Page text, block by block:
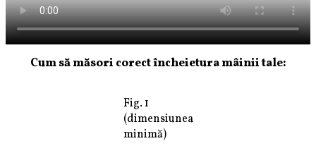
Cum să măsori corect încheietura mâinii tale:
Fig. 1
(dimensiunea
minimă)